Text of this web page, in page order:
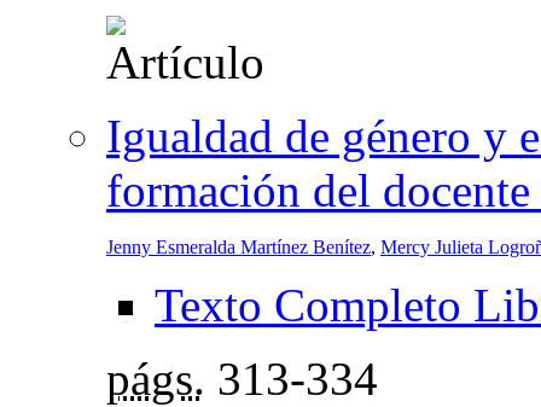
Igualdad de género y
formación del
Jenny Esmeralda Martínez Benítez, Mercy Julieta
Texto Completo
págs. 313-334